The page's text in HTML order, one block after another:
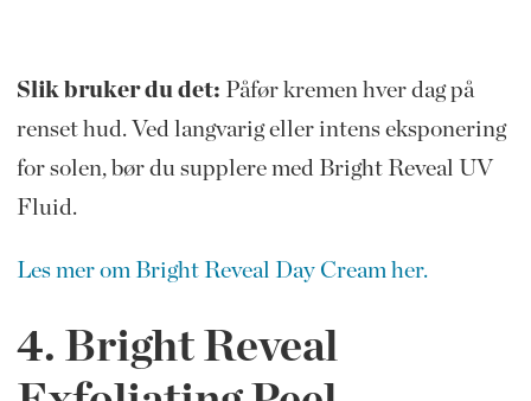
Slik bruker du det: Påfør kremen hver dag på
renset hud. Ved langvarig eller intens eksponering
for solen, bør du supplere med Bright Reveal UV
Fluid.
Les mer om Bright Reveal Day Cream her.
4. Bright Reveal